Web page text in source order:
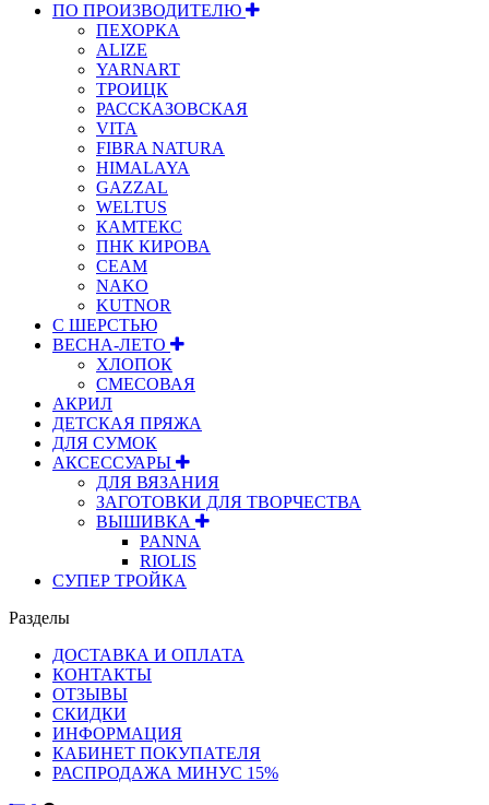
ПО ПРОИЗВОДИТЕЛЮ
ПЕХОРКА
ALIZE
YARNART
ТРОИЦК
РАССКАЗОВСКАЯ
VITA
FIBRA NATURA
HIMALAYA
GAZZAL
WELTUS
КАМТЕКС
ПНК КИРОВА
СЕАМ
NAKO
KUTNOR
С ШЕРСТЬЮ
ВЕСНА-ЛЕТО
ХЛОПОК
СМЕСОВАЯ
АКРИЛ
ДЕТСКАЯ ПРЯЖА
ДЛЯ СУМОК
АКСЕССУАРЫ
ДЛЯ ВЯЗАНИЯ
ЗАГОТОВКИ ДЛЯ ТВОРЧЕСТВА
ВЫШИВКА
PANNA
RIOLIS
СУПЕР ТРОЙКА
Разделы
ДОСТАВКА И ОПЛАТА
КОНТАКТЫ
ОТЗЫВЫ
СКИДКИ
ИНФОРМАЦИЯ
КАБИНЕТ ПОКУПАТЕЛЯ
РАСПРОДАЖА МИНУС 15%